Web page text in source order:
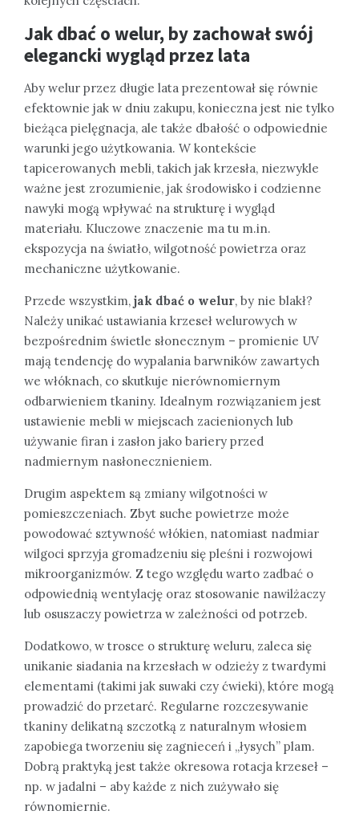
Jak dbać o welur, by zachował swój
elegancki wygląd przez lata
Aby welur przez długie lata prezentował się równie
efektownie jak w dniu zakupu, konieczna jest nie tylko
bieżąca pielęgnacja, ale także dbałość o odpowiednie
warunki jego użytkowania. W kontekście
tapicerowanych mebli, takich jak krzesła, niezwykle
ważne jest zrozumienie, jak środowisko i codzienne
nawyki mogą wpływać na strukturę i wygląd
materiału. Kluczowe znaczenie ma tu m.in.
ekspozycja na światło, wilgotność powietrza oraz
mechaniczne użytkowanie.
Przede wszystkim, jak dbać o welur, by nie blakł?
Należy unikać ustawiania krzeseł welurowych w
bezpośrednim świetle słonecznym – promienie UV
mają tendencję do wypalania barwników zawartych
we włóknach, co skutkuje nierównomiernym
odbarwieniem tkaniny. Idealnym rozwiązaniem jest
ustawienie mebli w miejscach zacienionych lub
używanie firan i zasłon jako bariery przed
nadmiernym nasłonecznieniem.
Drugim aspektem są zmiany wilgotności w
pomieszczeniach. Zbyt suche powietrze może
powodować sztywność włókien, natomiast nadmiar
wilgoci sprzyja gromadzeniu się pleśni i rozwojowi
mikroorganizmów. Z tego względu warto zadbać o
odpowiednią wentylację oraz stosowanie nawilżaczy
lub osuszaczy powietrza w zależności od potrzeb.
Dodatkowo, w trosce o strukturę weluru, zaleca się
unikanie siadania na krzesłach w odzieży z twardymi
elementami (takimi jak suwaki czy ćwieki), które mogą
prowadzić do przetarć. Regularne rozczesywanie
tkaniny delikatną szczotką z naturalnym włosiem
zapobiega tworzeniu się zagnieceń i „łysych” plam.
Dobrą praktyką jest także okresowa rotacja krzeseł –
np. w jadalni – aby każde z nich zużywało się
równomiernie.